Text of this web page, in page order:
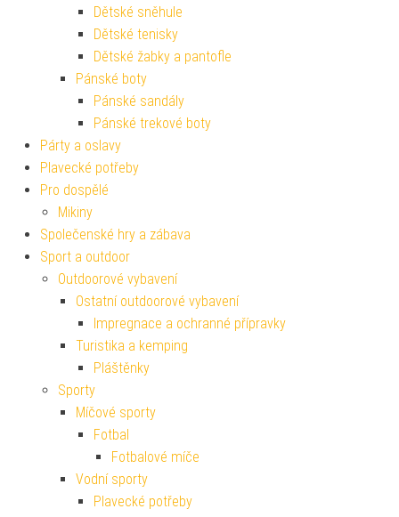
Dětské sněhule
Dětské tenisky
Dětské žabky a pantofle
Pánské boty
Pánské sandály
Pánské trekové boty
Párty a oslavy
Plavecké potřeby
Pro dospělé
Mikiny
Společenské hry a zábava
Sport a outdoor
Outdoorové vybavení
Ostatní outdoorové vybavení
Impregnace a ochranné přípravky
Turistika a kemping
Pláštěnky
Sporty
Míčové sporty
Fotbal
Fotbalové míče
Vodní sporty
Plavecké potřeby